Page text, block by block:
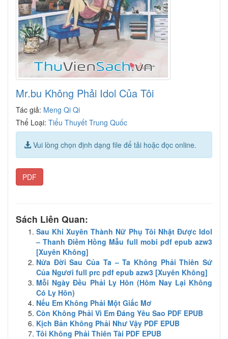
Mr.bu Không Phải Idol Của Tôi
Tác giả: Meng Qi Qi
Thể Loại: Tiểu Thuyết Trung Quốc
Vui lòng chọn định dạng file để tải hoặc đọc online.
PDF
Sách Liên Quan:
Sau Khi Xuyên Thành Nữ Phụ Tôi Nhặt Được Idol
– Thanh Điềm Hồng Mẫu full mobi pdf epub azw3
[Xuyên Không]
Nửa Đời Sau Của Ta – Ta Không Phải Thiên Sứ
Của Ngươi full prc pdf epub azw3 [Xuyên Không]
Mỗi Ngày Đều Phải Ly Hôn (Hôm Nay Lại Không
Có Ly Hôn)
Nếu Em Không Phải Một Giấc Mơ
Còn Không Phải Vì Em Đáng Yêu Sao PDF EPUB
Kịch Bản Không Phải Như Vậy PDF EPUB
Tôi Không Phải Thiên Tài PDF EPUB